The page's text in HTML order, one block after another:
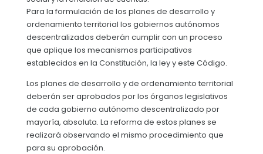
Para la formulación de los planes de desarrollo y
ordenamiento territorial los gobiernos autónomos
descentralizados deberán cumplir con un proceso
que aplique los mecanismos participativos
establecidos en la Constitución, la ley y este Código.
Los planes de desarrollo y de ordenamiento territorial
deberán ser aprobados por los órganos legislativos
de cada gobierno autónomo descentralizado por
mayoría, absoluta. La reforma de estos planes se
realizará observando el mismo procedimiento que
para su aprobación.